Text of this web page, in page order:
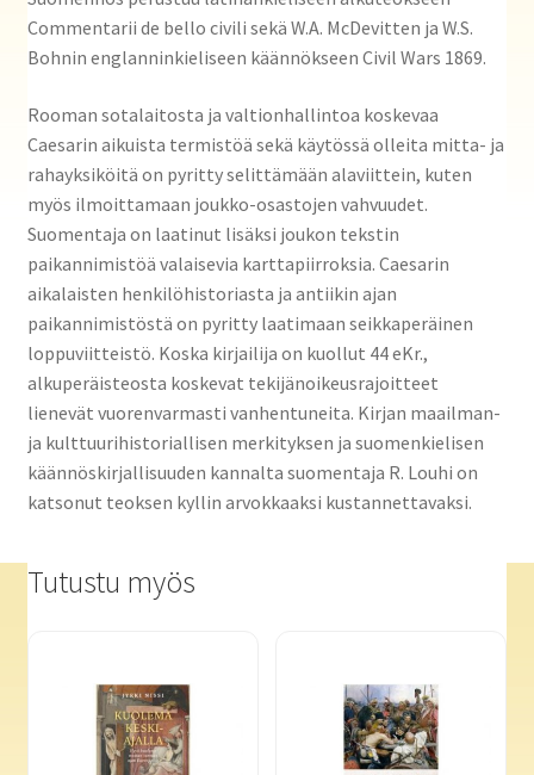
Commentarii de bello civili sekä W.A. McDevitten ja W.S.
Bohnin englanninkieliseen käännökseen Civil Wars 1869.
Rooman sotalaitosta ja valtionhallintoa koskevaa
Caesarin aikuista termistöä sekä käytössä olleita mitta- ja
rahayksiköitä on pyritty selittämään alaviittein, kuten
myös ilmoittamaan joukko-osastojen vahvuudet.
Suomentaja on laatinut lisäksi joukon tekstin
paikannimistöä valaisevia karttapiirroksia. Caesarin
aikalaisten henkilöhistoriasta ja antiikin ajan
paikannimistöstä on pyritty laatimaan seikkaperäinen
loppuviitteistö. Koska kirjailija on kuollut 44 eKr.,
alkuperäisteosta koskevat tekijänoikeusrajoitteet
lienevät vuorenvarmasti vanhentuneita. Kirjan maailman-
ja kulttuurihistoriallisen merkityksen ja suomenkielisen
käännöskirjallisuuden kannalta suomentaja R. Louhi on
katsonut teoksen kyllin arvokkaaksi kustannettavaksi.
Tutustu myös